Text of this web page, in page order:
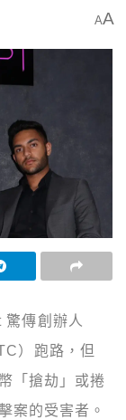
AA
驚傳創辦人
）跑路，但
「搶劫」或捲
案的受害者。